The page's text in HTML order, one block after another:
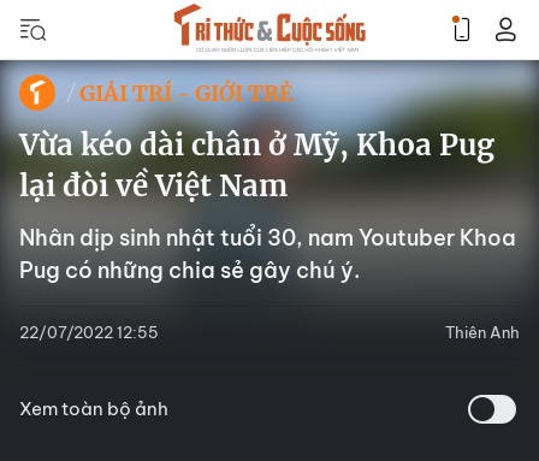
GIẢI TRÍ - GIỚI TRẺ
Vừa kéo dài chân ở Mỹ, Khoa Pug
lại đòi về Việt Nam
Nhân dịp sinh nhật tuổi 30, nam Youtuber Khoa
Pug có những chia sẻ gây chú ý.
22/07/2022 12:55 Thiên Anh
Xem toàn bộ ảnh